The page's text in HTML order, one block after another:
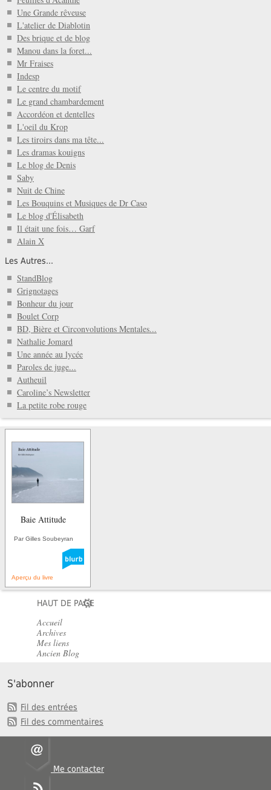
Une Grande rêveuse
L'atelier de Diablotin
Des brique et de blog
Manou dans la foret...
Mr Fraises
Indesp
Le centre du motif
Le grand chambardement
Accordéon et dentelles
L'oeil du Krop
Les tiroirs dans ma tête...
Les dramas kouigns
Le blog de Denis
Saby
Nuit de Chine
Les Bouquins et Musiques de Dr Caso
Le blog d'Élisabeth
Il était une fois… Garf
Alain X
Les Autres...
StandBlog
Grignotages
Bonheur du jour
Boulet Corp
BD, Bière et Circonvolutions Mentales...
Nathalie Jomard
Une année au lycée
Paroles de juge...
Autheuil
Caroline’s Newsletter
La petite robe rouge
Baie Attitude
Par Gilles Soubeyran
Aperçu du livre
HAUT DE PAGE
Accueil
Archives
Mes liens
Ancien Blog
S'abonner
Fil des entrées
Fil des commentaires
Me contacter